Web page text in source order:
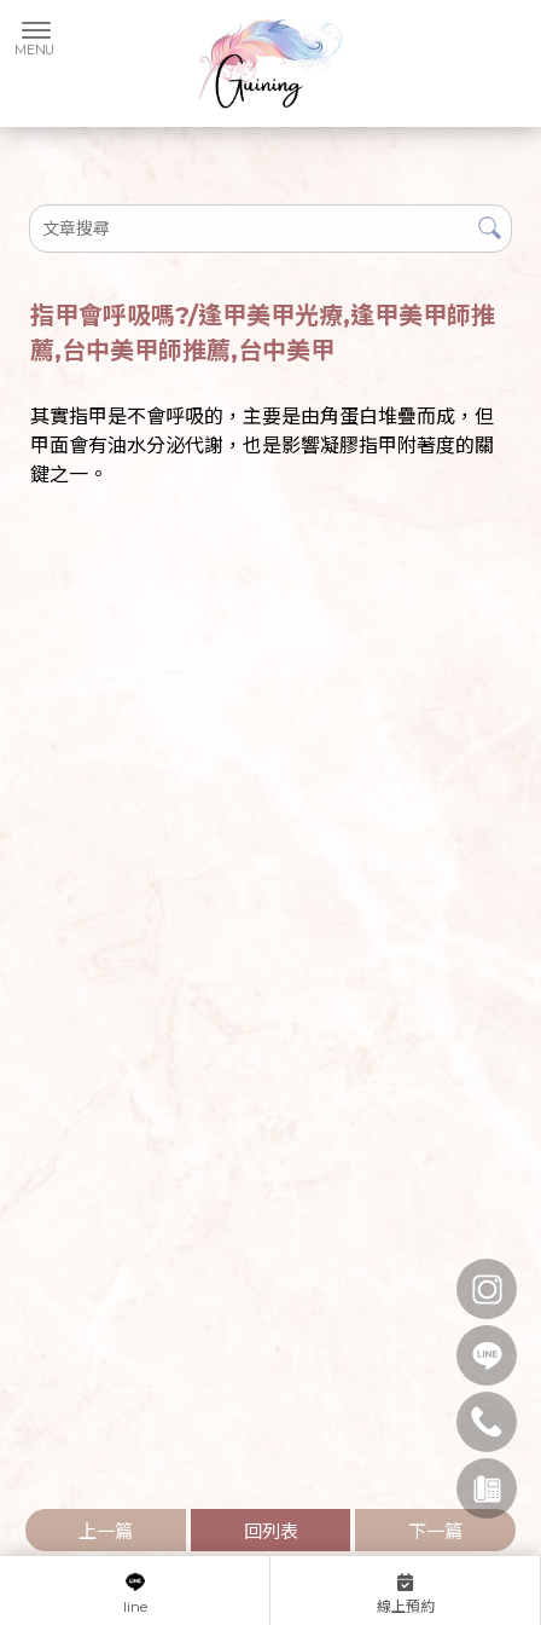
指甲會呼吸嗎?/逢甲美甲光療,逢甲美甲師推
薦,台中美甲師推薦,台中美甲
其實指甲是不會呼吸的，主要是由角蛋白堆疊而成，但
甲面會有油水分泌代謝，也是影響凝膠指甲附著度的關
鍵之一。
上一篇 回列表 下一篇
line 線上預約